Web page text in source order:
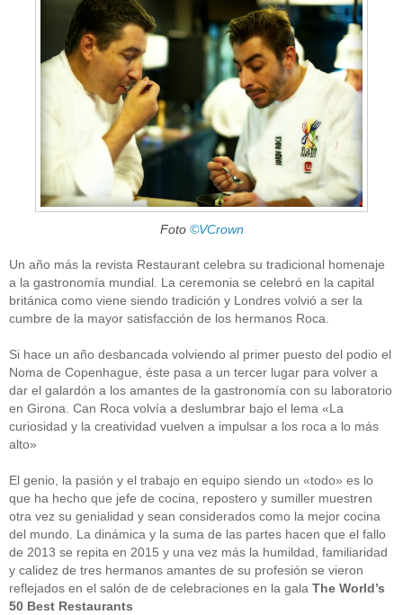
Foto ©VCrown
Un año más la revista Restaurant celebra su tradicional homenaje
a la gastronomía mundial. La ceremonia se celebró en la capital
británica como viene siendo tradición y Londres volvió a ser la
cumbre de la mayor satisfacción de los hermanos Roca.
Si hace un año desbancada volviendo al primer puesto del podio el
Noma de Copenhague, éste pasa a un tercer lugar para volver a
dar el galardón a los amantes de la gastronomía con su laboratorio
en Girona. Can Roca volvía a deslumbrar bajo el lema «La
curiosidad y la creatividad vuelven a impulsar a los roca a lo más
alto»
El genio, la pasión y el trabajo en equipo siendo un «todo» es lo
que ha hecho que jefe de cocina, repostero y sumiller muestren
otra vez su genialidad y sean considerados como la mejor cocina
del mundo. La dinámica y la suma de las partes hacen que el fallo
de 2013 se repita en 2015 y una vez más la humildad, familiaridad
y calidez de tres hermanos amantes de su profesión se vieron
reflejados en el salón de de celebraciones en la gala The World’s
50 Best Restaurants